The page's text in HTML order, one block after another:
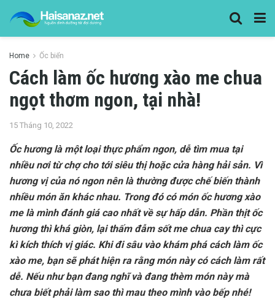
Home Ốc biển
Cách làm ốc hương xào me chua
ngọt thơm ngon, tại nhà!
15 Tháng 10, 2022
Ốc hương là một loại thực phẩm ngon, dễ tìm mua tại
nhiều nơi từ chợ cho tới siêu thị hoặc cửa hàng hải sản. Vì
hương vị của nó ngon nên là thường được chế biến thành
nhiều món ăn khác nhau. Trong đó có món ốc hương xào
me là mình đánh giá cao nhất về sự hấp dẫn. Phần thịt ốc
hương thì khá giòn, lại thấm đẫm sốt me chua cay thì cực
kì kích thích vị giác. Khi đi sâu vào khám phá cách làm ốc
xào me, bạn sẽ phát hiện ra rằng món này có cách làm rất
dễ. Nếu như bạn đang nghĩ và đang thèm món này mà
chưa biết phải làm sao thì mau theo mình vào bếp nhé!